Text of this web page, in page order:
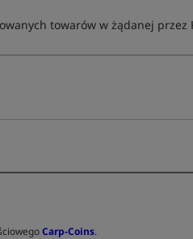
towarów w żądanej
Carp-Coins.